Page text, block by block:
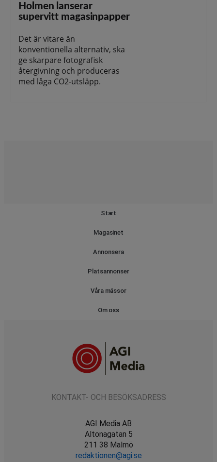
Holmen lanserar
supervitt magasinpapper
Det är vitare än
konventionella alternativ, ska
ge skarpare fotografisk
återgivning och produceras
med låga CO2-utsläpp.
Start
Magasinet
Annonsera
Platsannonser
Våra mässor
Om oss
KONTAKT- OCH BESÖKSADRESS
AGI Media AB
Altonagatan 5
211 38 Malmö
redaktionen@agi.se